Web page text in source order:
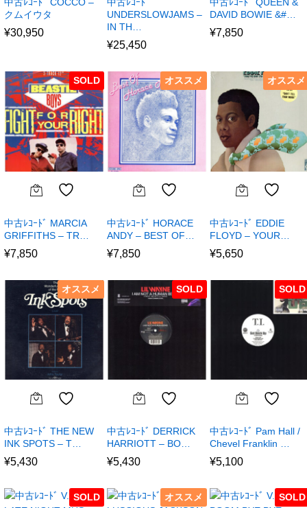
クムイウタ
¥30,950
UNDERSLOWJAMS –
IN TH…
¥25,450
DAVID BOWIE &#…
¥7,850
SOLD
中古ﾚｺｰﾄﾞ MARCIA
GRIFFITHS – TR…
¥7,850
オススメ
中古ﾚｺｰﾄﾞ HORACE
ANDY – BEST OF…
¥7,850
オススメ
中古ﾚｺｰﾄﾞ EDDIE
FLOYD – YOUR…
¥5,650
オススメ
中古ﾚｺｰﾄﾞ THE NEW
INK SPOTS – T…
¥5,430
SOLD
中古ﾚｺｰﾄﾞ DERRICK
HARRIOTT – BO…
¥5,430
SOLD
中古ﾚｺｰﾄﾞ Pam Hall /
Chevel Franklin …
¥5,100
SOLD オススメ SOLD